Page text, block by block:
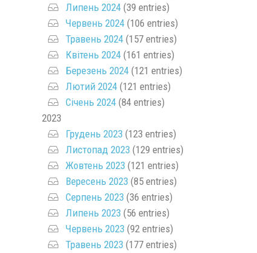
Липень 2024(39 entries)
Червень 2024(106 entries)
Травень 2024(157 entries)
Квітень 2024(161 entries)
Березень 2024(121 entries)
Лютий 2024(121 entries)
Січень 2024(84 entries)
2023
Грудень 2023 (123 entries)
Листопад 2023 (129 entries)
Жовтень 2023 (121 entries)
Вересень 2023 (85 entries)
Серпень 2023 (36 entries)
Липень 2023 (56 entries)
Червень 2023 (92 entries)
Травень 2023 (177 entries)